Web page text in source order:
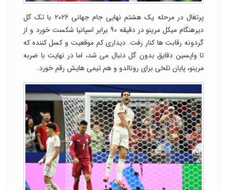
پرتغال در مرحله یک هشتم نهایی جام جهانی ۲۰۲۶ با تک گل
دیرهنگام میکل مرینو در دقیقه ۹۰ برابر اسپانیا شکست خورد و از
گردونه رقابت ها کنار رفت. دیداری کم موقعیت و کسل کننده که
تا واپسین دقایق بدون گل دنبال می شد، اما در نهایت با ضربه
مرینو، پایان تلخی برای رونالدو و هم تیمی هایش رقم خورد.